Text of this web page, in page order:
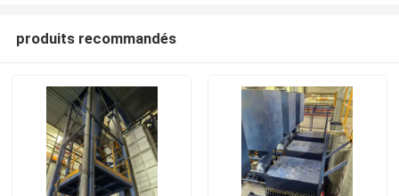
produits recommandés